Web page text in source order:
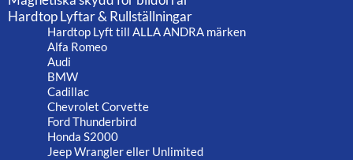
Hardtop Lyftar & Rullställningar
Hardtop Lyft till ALLA ANDRA märken
Alfa Romeo
Audi
BMW
Cadillac
Chevrolet Corvette
Ford Thunderbird
Honda S2000
Jeep Wrangler eller Unlimited